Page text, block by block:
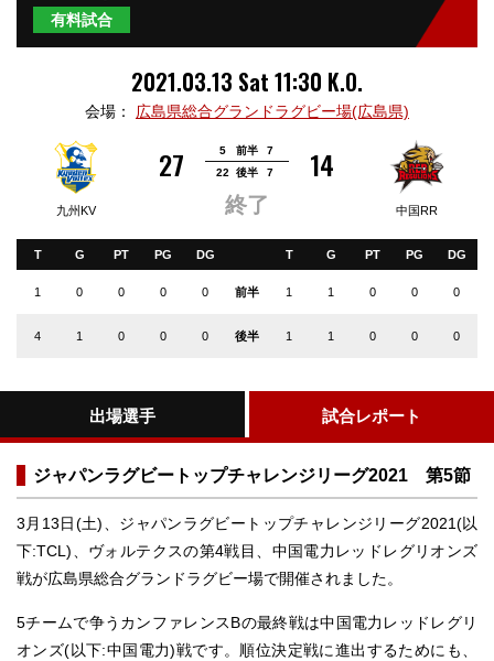
有料試合
2021.03.13 Sat 11:30 K.O.
会場： 広島県総合グランドラグビー場(広島県)
九州KV
27 5 前半
7
22
後半 7 14
中国RR
T G PT PG DG T G PT PG DG
1 0 0 0 0 前半 1 1 0 0 0
4 1 0 0 0 後半 1 1 0 0 0
出場選手 試合レポート
ジャパンラグビートップチャレンジリーグ2021 第5節
3月13日(土)、ジャパンラグビートップチャレンジリーグ2021(以
下:TCL)、ヴォルテクスの第4戦目、中国電力レッドレグリオンズ
戦が広島県総合グランドラグビー場で開催されました。
5チームで争うカンファレンスBの最終戦は中国電力レッドレグリ
オンズ(以下:中国電力)戦です。順位決定戦に進出するためにも、